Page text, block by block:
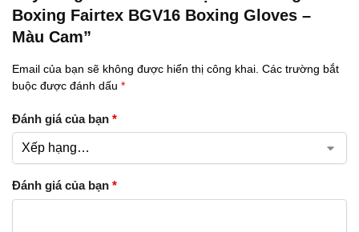
Boxing Fairtex BGV16 Boxing Gloves –
Màu Cam”
Email của bạn sẽ không được hiển thị công khai. Các trường bắt
buộc được đánh dấu *
Đánh giá của bạn *
Đánh giá của bạn *